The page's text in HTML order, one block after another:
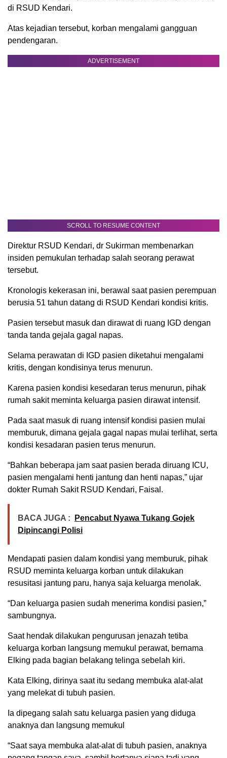
di RSUD Kendari.
Atas kejadian tersebut, korban mengalami gangguan
pendengaran.
ADVERTISEMENT
SCROLL TO RESUME CONTENT
Direktur RSUD Kendari, dr Sukirman membenarkan
insiden pemukulan terhadap salah seorang perawat
tersebut.
Kronologis kekerasan ini, berawal saat pasien perempuan
berusia 51 tahun datang di RSUD Kendari kondisi kritis.
Pasien tersebut masuk dan dirawat di ruang IGD dengan
tanda tanda gejala gagal napas.
Selama perawatan di IGD pasien diketahui mengalami
kritis, dengan kondisinya terus menurun.
Karena pasien kondisi kesedaran terus menurun, pihak
rumah sakit meminta keluarga pasien dirawat intensif.
Pada saat masuk di ruang intensif kondisi pasien mulai
memburuk, dimana gejala gagal napas mulai terlihat, serta
kondisi kesadaran pasien terus menurun.
“Bahkan beberapa jam saat pasien berada diruang ICU,
pasien mengalami henti jantung dan henti napas,” ujar
dokter Rumah Sakit RSUD Kendari, Faisal.
BACA JUGA :
Pencabut Nyawa Tukang Gojek
Dipincangi Polisi
Mendapati pasien dalam kondisi yang memburuk, pihak
RSUD meminta keluarga korban untuk dilakukan
resusitasi jantung paru, hanya saja keluarga menolak.
“Dan keluarga pasien sudah menerima kondisi pasien,”
sambungnya.
Saat hendak dilakukan pengurusan jenazah tetiba
keluarga korban langsung memukul perawat, bernama
Elking pada bagian belakang telinga sebelah kiri.
Kata Elking, dirinya saat itu sedang membuka alat-alat
yang melekat di tubuh pasien.
Ia dipegang salah satu keluarga pasien yang diduga
anaknya dan langsung memukul
“Saat saya membuka alat-alat di tubuh pasien, anaknya